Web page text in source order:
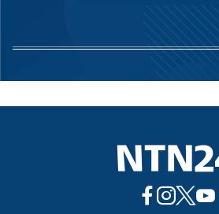
8